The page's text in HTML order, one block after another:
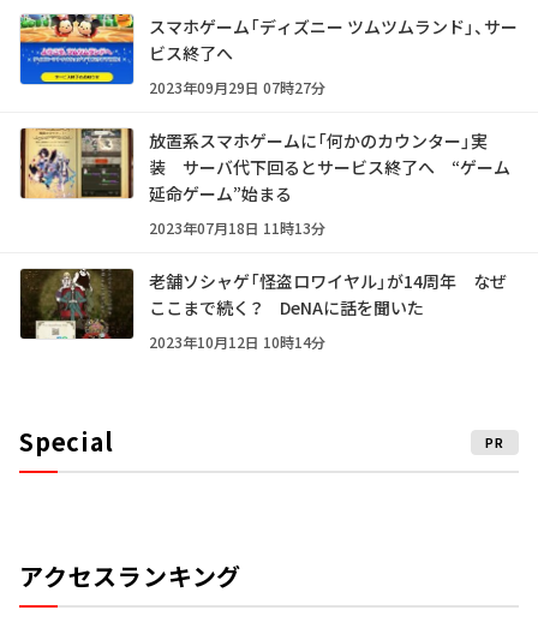
スマホゲーム「ディズニー ツムツムランド」、サー
ビス終了へ
2023年09月29日 07時27分
放置系スマホゲームに「何かのカウンター」実
装 サーバ代下回るとサービス終了へ “ゲーム
延命ゲーム”始まる
2023年07月18日 11時13分
老舗ソシャゲ「怪盗ロワイヤル」が14周年 なぜ
ここまで続く？ DeNAに話を聞いた
2023年10月12日 10時14分
Special PR
アクセスランキング